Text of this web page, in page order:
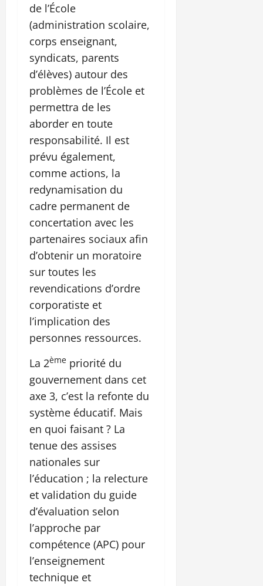
de l’École
(administration scolaire,
corps enseignant,
syndicats, parents
d’élèves) autour des
problèmes de l’École et
permettra de les
aborder en toute
responsabilité. Il est
prévu également,
comme actions, la
redynamisation du
cadre permanent de
concertation avec les
partenaires sociaux afin
d’obtenir un moratoire
sur toutes les
revendications d’ordre
corporatiste et
l’implication des
personnes ressources.
La 2ème priorité du
gouvernement dans cet
axe 3, c’est la refonte du
système éducatif. Mais
en quoi faisant ? La
tenue des assises
nationales sur
l’éducation ; la relecture
et validation du guide
d’évaluation selon
l’approche​ par
compétence (APC) pour
l’enseignement
technique et